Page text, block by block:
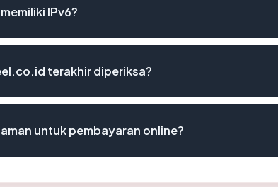
IPv6?
terakhir diperiksa?
untuk pembayaran online?